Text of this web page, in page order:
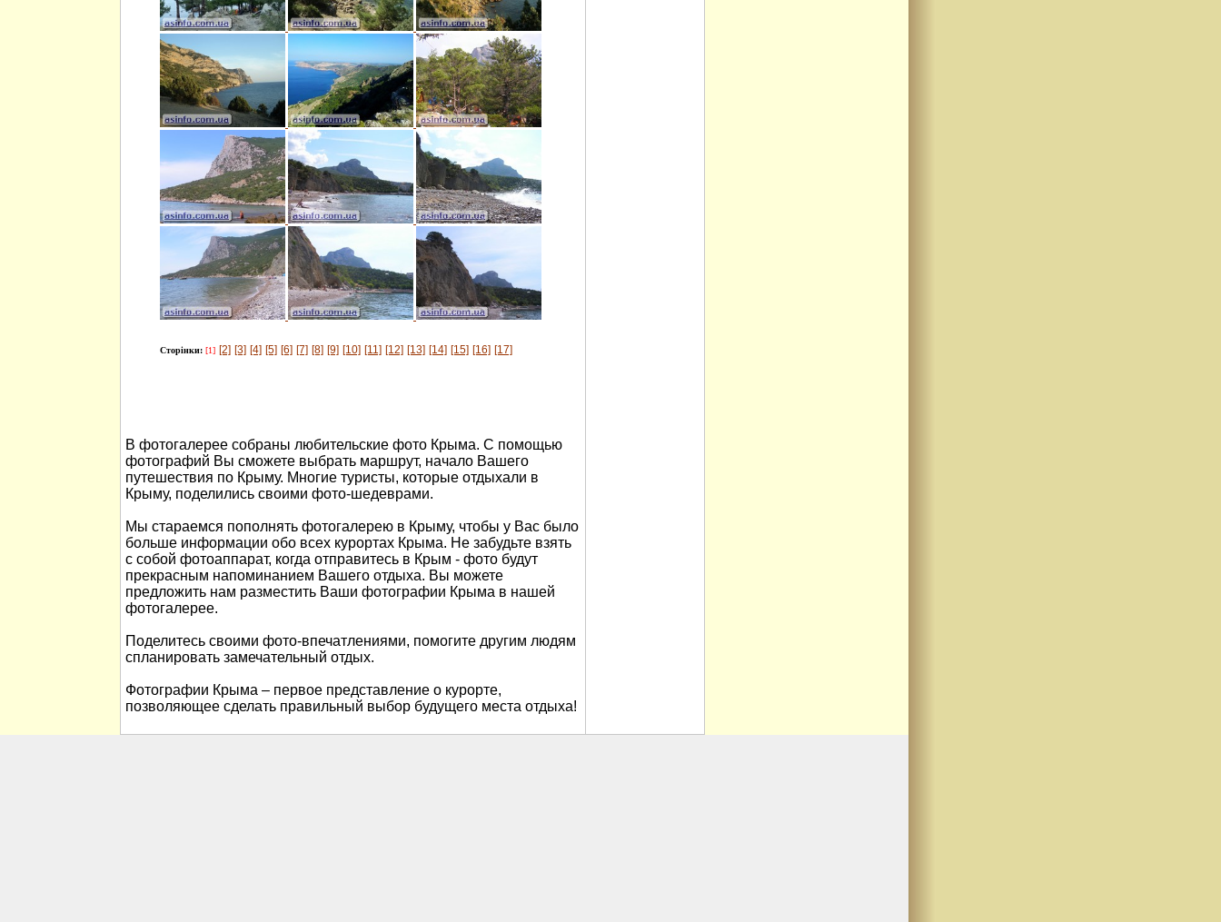
Сторінки: [1] [2] [3] [4] [5] [6] [7] [8] [9] [10] [11] [12] [13] [14] [15] [16] [17]
В фотогалерее собраны любительские фото Крыма. С помощью
фотографий Вы сможете выбрать маршрут, начало Вашего
путешествия по Крыму. Многие туристы, которые отдыхали в
Крыму, поделились своими фото-шедеврами.
Мы стараемся пополнять фотогалерею в Крыму, чтобы у Вас было
больше информации обо всех курортах Крыма. Не забудьте взять
с собой фотоаппарат, когда отправитесь в Крым - фото будут
прекрасным напоминанием Вашего отдыха. Вы можете
предложить нам разместить Ваши фотографии Крыма в нашей
фотогалерее.
Поделитесь своими фото-впечатлениями, помогите другим людям
спланировать замечательный отдых.
Фотографии Крыма – первое представление о курорте,
позволяющее сделать правильный выбор будущего места отдыха!